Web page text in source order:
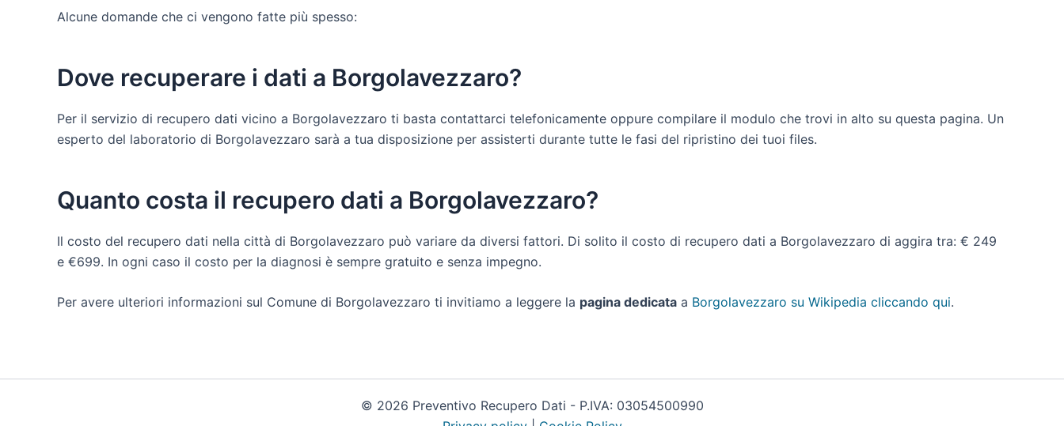
Alcune domande che ci vengono fatte più spesso:
Dove recuperare i dati a Borgolavezzaro?
Per il servizio di recupero dati vicino a Borgolavezzaro ti basta contattarci telefonicamente oppure compilare il modulo che trovi in alto su questa pagina. Un
esperto del laboratorio di Borgolavezzaro sarà a tua disposizione per assisterti durante tutte le fasi del ripristino dei tuoi files.
Quanto costa il recupero dati a Borgolavezzaro?
Il costo del recupero dati nella città di Borgolavezzaro può variare da diversi fattori. Di solito il costo di recupero dati a Borgolavezzaro di aggira tra: € 249
e €699. In ogni caso il costo per la diagnosi è sempre gratuito e senza impegno.
Per avere ulteriori informazioni sul Comune di Borgolavezzaro ti invitiamo a leggere la pagina dedicata a Borgolavezzaro su Wikipedia cliccando qui.
© 2026 Preventivo Recupero Dati - P.IVA: 03054500990